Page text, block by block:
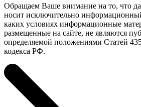
Обращаем Ваше внимание на то, что
носит исключительно
каких условиях информационные
размещенные на сайте, не являются
определяемой положениями Статей
кодекса РФ.